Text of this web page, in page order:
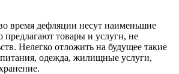
время дефляции несут наименьшие
предлагают товары и услуги, не
Нелегко отложить на будущее такие
одежда, жилищные услуги,